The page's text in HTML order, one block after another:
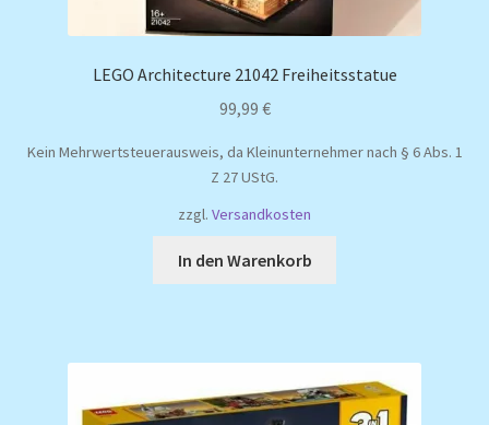
LEGO Architecture 21042 Freiheitsstatue
99,99 €
Kein Mehrwertsteuerausweis, da Kleinunternehmer nach § 6 Abs. 1
Z 27 UStG.
zzgl. Versandkosten
In den Warenkorb